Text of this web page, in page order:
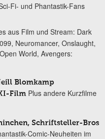
Fi- und Phantastik-Fans
aus Film und Stream: Dark
Neuromancer, Onslaught,
World, Avengers:
Blomkamp
Film Plus andere Kurzfilme
Schriftsteller-Bros
Comic-Neuheiten im